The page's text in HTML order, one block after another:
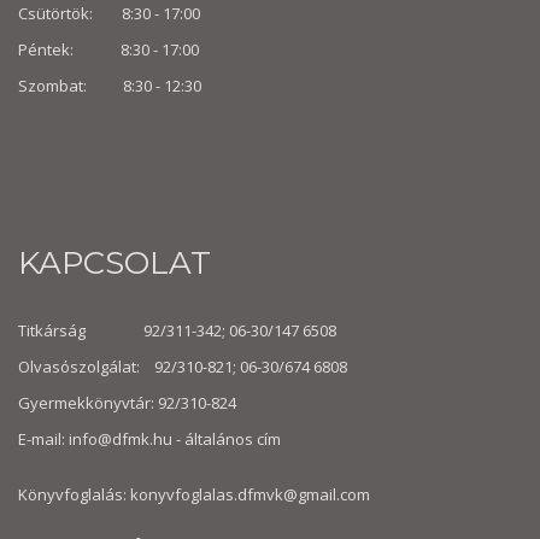
Csütörtök: 8:30 - 17:00
Péntek: 8:30 - 17:00
Szombat: 8:30 - 12:30
KAPCSOLAT
Titkárság 92/311-342; 06-30/147 6508
Olvasószolgálat: 92/310-821; 06-30/674 6808
Gyermekkönyvtár: 92/310-824
E-mail: info@dfmk.hu - általános cím
Könyvfoglalás: konyvfoglalas.dfmvk@gmail.com